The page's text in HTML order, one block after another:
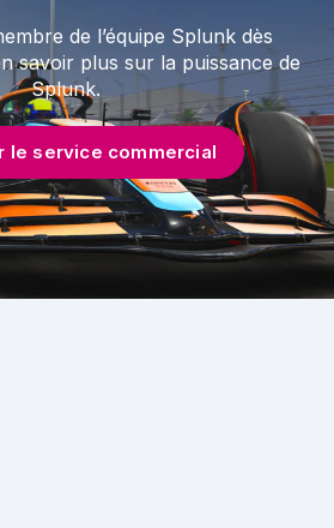
de l’équipe Splunk dès
savoir plus sur la puissance de
Splunk.
le service commercial